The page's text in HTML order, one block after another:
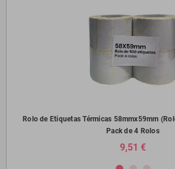
Rolo de Etiquetas Térmicas 58mmx59mm
Pack de 4 Rolos
9,51 €